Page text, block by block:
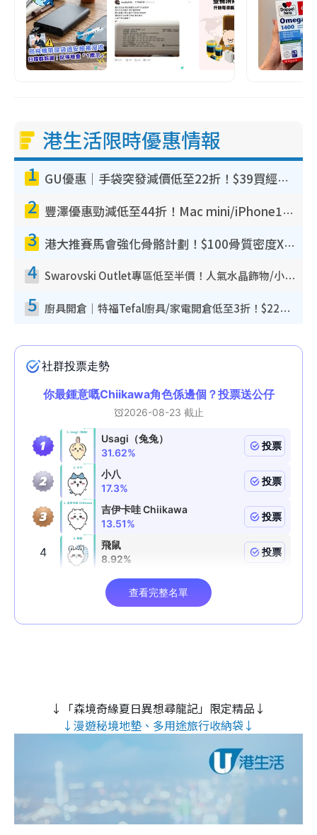
港生活限時優惠情報
1 GU優惠｜手袋突發減價低至22折！$39買經典波士頓包/餃子袋！飾物同步減價$29起！
2 豐澤優惠勁減低至44折！Mac mini/iPhone17Pro大減價！廚房家電$220起
3 港大推賽馬會強化骨骼計劃！$100骨質密度X光檢查 完成免費運動訓練送超市禮券！附參加資格
4 Swarovski Outlet專區低至半價！人氣水晶飾物/小擺設$138起！迪士尼款/水晶高跟鞋都有平
5 廚具開倉｜特福Tefal廚具/家電開倉低至3折！$220起買平底鍋/炒鑊/湯煲！電飯煲/吸塵機/燙斗$418起
↓「森境奇緣夏日異想尋龍記」限定精品↓
↓漫遊秘境地墊、多用途旅行收納袋↓